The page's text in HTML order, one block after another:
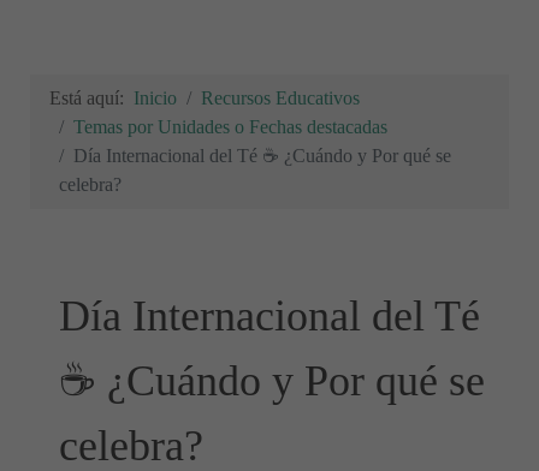
Está aquí: Inicio
Recursos Educativos
Temas por Unidades o Fechas destacadas
Día Internacional del Té ☕ ¿Cuándo y Por qué se
celebra?
Día Internacional del Té
☕ ¿Cuándo y Por qué se
celebra?